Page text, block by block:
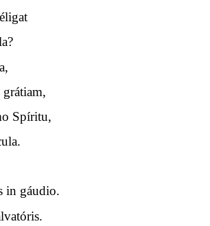
Spíritu,
in gáudio.